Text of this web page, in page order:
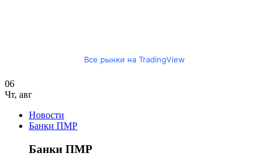
Все рынки на TradingView
06
Чт, авг
Новости
Банки ПМР
Банки ПМР